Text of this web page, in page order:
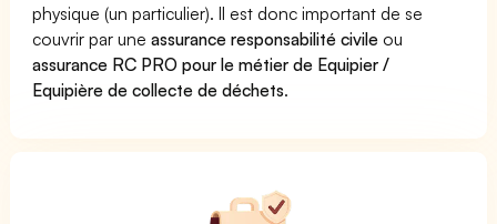
physique (un particulier). Il est donc important de se
couvrir par uneassurance responsabilité civile ou
assurance RC PRO pour le métier de Equipier /
Equipière de collecte de déchets.